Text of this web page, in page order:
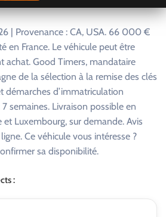
| Provenance : CA, USA. 66 000 €
en France. Le véhicule peut être
achat. Good Timers, mandataire
de la sélection à la remise des clés
démarches d’immatriculation
semaines. Livraison possible en
et Luxembourg, sur demande. Avis
Ce véhicule vous intéresse ?
sa disponibilité.
: